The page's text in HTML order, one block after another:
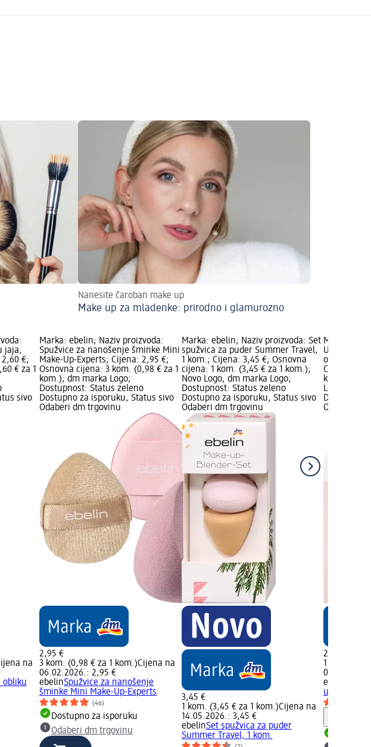
Nanesite čaroban make up
Make up za mladenke: prirodno i glamurozno
jaja,
€;
€ za 1
sivo
na
obliku
Marka: ebelin; Naziv proizvoda:
Spužvice za nanošenje šminke Mini
Make-Up-Experts; Cijena: 2,95 €;
Osnovna cijena: 3 kom. (0,98 € za 1
kom.); dm marka Logo;
Dostupnost: Status zeleno
Dostupno za isporuku, Status sivo
Odaberi dm trgovinu
2,95 €
3 kom. (0,98 € za 1 kom.)Cijena na
06.02.2026.: 2,95 €
ebelinSpužvice za nanošenje
šminke Mini Make-Up-Experts
(46)
Dostupno za isporuku
Odaberi dm trgovinu
Marka: ebelin; Naziv proizvoda: Set
spužvica za puder Summer Travel,
1 kom.; Cijena: 3,45 €; Osnovna
cijena: 1 kom. (3,45 € za 1 kom.);
Novo Logo, dm marka Logo;
Dostupnost: Status zeleno
Dostupno za isporuku, Status sivo
Odaberi dm trgovinu
3,45 €
1 kom. (3,45 € za 1 kom.)Cijena na
14.05.2026.: 3,45 €
ebelinSet spužvica za puder
Summer Travel, 1 kom.
Marka:
Ukošena
obliku jaja,
Cijena:
kom. (2,60
Logo;
Dostupno
Odaberi
2,60 €
1 kom.
ebelin
up u obliku